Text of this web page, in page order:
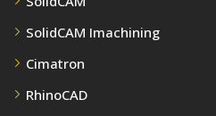
SolidCAM Imachining
Cimatron
RhinoCAD